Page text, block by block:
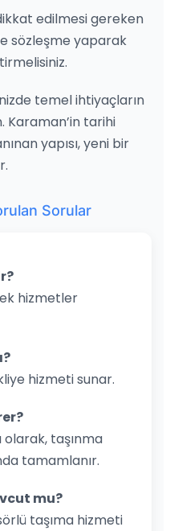
edilmesi gereken
sözleşme yaparak
temel ihtiyaçların
Karaman’in tarihi
yapısı, yeni bir
Sorular
hizmetler
hizmeti sunar.
taşınma
tamamlanır.
mu?
taşıma hizmeti